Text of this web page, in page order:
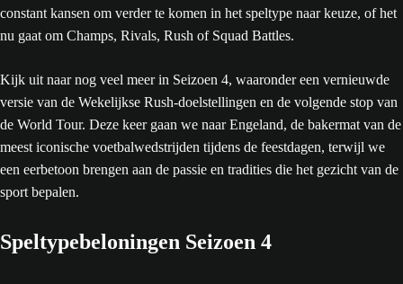
constant kansen om verder te komen in het speltype naar keuze, of het
nu gaat om Champs, Rivals, Rush of Squad Battles.
Kijk uit naar nog veel meer in Seizoen 4, waaronder een vernieuwde
versie van de Wekelijkse Rush-doelstellingen en de volgende stop van
de World Tour. Deze keer gaan we naar Engeland, de bakermat van de
meest iconische voetbalwedstrijden tijdens de feestdagen, terwijl we
een eerbetoon brengen aan de passie en tradities die het gezicht van de
sport bepalen.
Speltypebeloningen Seizoen 4